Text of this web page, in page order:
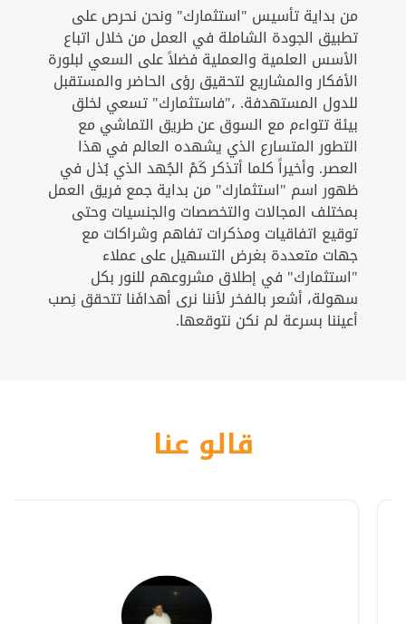
من بداية تأسيس "استثمارك" ونحن نحرص على
تطبيق الجودة الشاملة في العمل من خلال اتباع
الأسس العلمية والعملية فضلاً على السعي لبلورة
الأفكار والمشاريع لتحقيق رؤى الحاضر والمستقبل
للدول المستهدفة. ،"فاستثمارك" تسعي لخلق
بيئة تتواءم مع السوق عن طريق التماشي مع
التطور المتسارع الذي يشهده العالم في هذا
العصر. وأخيراً كلما أتذكر كَمْ الجُهد الذي بُذل في
ظهور اسم "استثمارك" من بداية جمع فريق العمل
بمختلف المجالات والتخصصات والجنسيات وحتى
توقيع اتفاقيات ومذكرات تفاهم وشراكات مع
جهات متعددة بغرض التسهيل على عملاء
"استثمارك" في إطلاق مشروعهم للنور بكل
سهولة، أشعر بالفخر لأننا نرى أهدافَنا تتحقق نِصب
أعيننا بسرعة لم نكن نتوقعها.
قالو عنا